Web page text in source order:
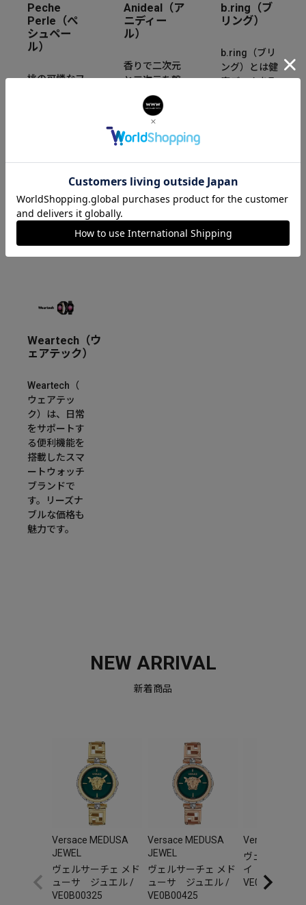
Peche
Perle（ぺ
シュペー
ル）
桃の可憐なフ
の花言葉“天
下無敵”のよ
うに、強さと
繊細な輝きを
持つ腕時計を
提案します。
Anideal（ア
ニディー
ル）
香りで二次元
と三次元を繋
ぐ世界観から
生まれたフレ
グランスブラ
ンド。香りだ
新たに目に見
える形でさり
げなくあなた
す。
b.ring（ブ
リング）
b.ring（ブリ
ング）とは健
康データを取
にはめるだけ
で健康状態を
す。
Weartech（ウ
ェアテック）
Weartech（
ウェアテッ
ク）は、日常
をサポートす
る便利機能を
搭載したスマ
ートウォッチ
ブランドで
す。リーズナ
ブルな価格も
魅力です。
NEW ARRIVAL
新着商品
Versace MEDUSA
JEWEL
ヴェルサーチェ メド
ューサ ジュエル /
VE0B00325
Versace MEDUSA
JEWEL
ヴェルサーチェ メド
ューサ ジュエル /
VE0B00425
Versace V-
ヴェルサーチ
イ オーリア /
VE0F00325